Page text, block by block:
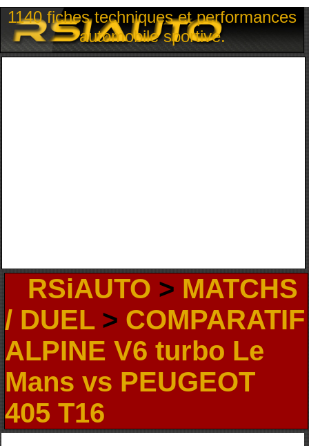
1140 fiches techniques et performances
automobile sportive.
RSiAUTO > MATCHS
/ DUEL> COMPARATIF
ALPINE V6 turbo Le
Mans vs PEUGEOT
405 T16